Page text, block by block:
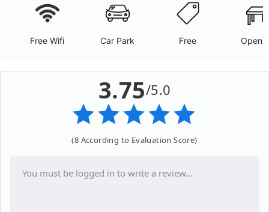
Free Wifi Car Park Free Open
3.75/5.0
(8 According to Evaluation Score)